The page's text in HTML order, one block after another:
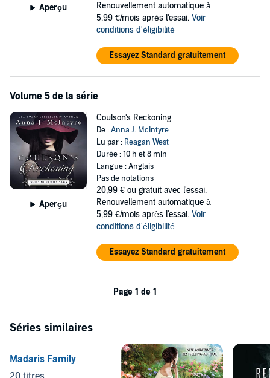
Aperçu
Renouvellement automatique à
5,99 €/mois après l'essai. Voir
conditions d'éligibilité
Essayez Standard gratuitement
Volume 5 de la série
Aperçu
Coulson's Reckoning
De :Anna J. McIntyre
Lu par : Reagan West
Durée : 10 h et 8 min
Langue : Anglais
Pas de notations
20,99 € ou gratuit avec l'essai.
Renouvellement automatique à
5,99 €/mois après l'essai. Voir
conditions d'éligibilité
Essayez Standard gratuitement
Page 1 de 1
Séries similaires
Madaris Family